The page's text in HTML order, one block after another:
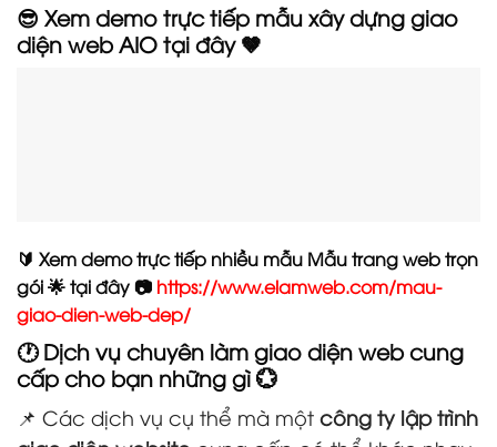
😎 Xem demo trực tiếp mẫu xây dựng giao
diện web AIO tại đây 🤎
🔰 Xem demo trực tiếp nhiều mẫu Mẫu trang web trọn
gói 🌟 tại đây 📷 https://www.elamweb.com/mau-
giao-dien-web-dep/
🕐 Dịch vụ chuyên làm giao diện web cung
cấp cho bạn những gì 💮
📌 Các dịch vụ cụ thể mà một công ty lập trình